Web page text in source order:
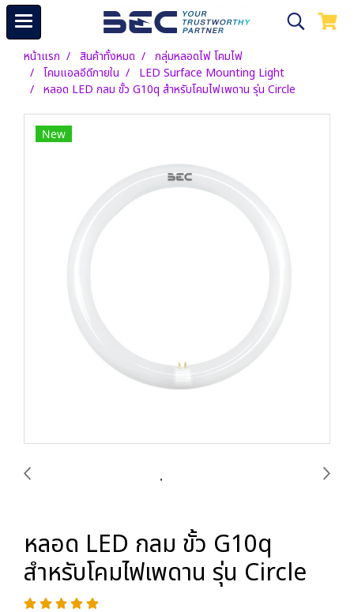
หน้าแรก สินค้าทั้งหมด
กลุ่มหลอดไฟ โคมไฟ
โคมแอลอีดีภายใน
LED Surface Mounting Light
หลอด LED กลม ขั้ว G10q สำหรับโคมไฟเพดาน รุ่น Circle
New
หลอด LED กลม ขั้ว G10q
สำหรับโคมไฟเพดาน รุ่น Circle